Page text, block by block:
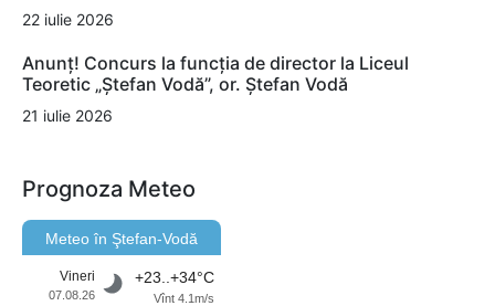
22 iulie 2026
Anunț! Concurs la funcția de director la Liceul
Teoretic „Ștefan Vodă”, or. Ștefan Vodă
21 iulie 2026
Prognoza Meteo
Meteo în Ştefan-Vodă
Vineri
07.08.26
+23..+34°C
Vînt 4.1m/s